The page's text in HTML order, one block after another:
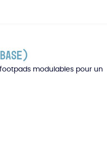
modulables pour un